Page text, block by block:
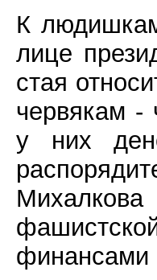
К
лице
стая
червякам -
у них
финансами